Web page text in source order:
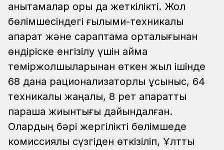
анықтамалар қоры да жеткілікті. Жол
бөлімшесіндегі ғылыми-техникалық
ақпарат және сараптама орталығынан
өндіріске енгізілу үшін аймақ
теміржолшыларынан өткен жыл ішінде
68 дана рационализаторлық ұсыныс, 64
техникалық жаңалық, 8 рет ақпараттық
парақша жиынтығы дайындалған.
Олардың бәрі жергілікті бөлімшеде
комиссиялық сүзгіден өткізіліп, Ұлттық